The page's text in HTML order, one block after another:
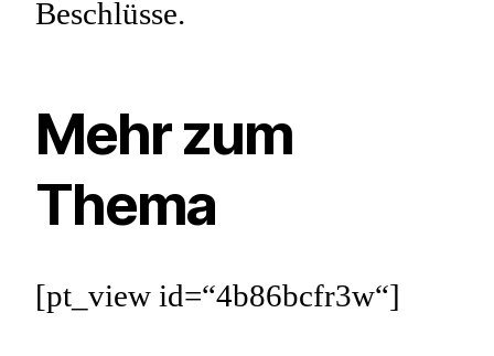
Beschlüsse.
Mehr zum
Thema
[pt_view id=“4b86bcfr3w“]